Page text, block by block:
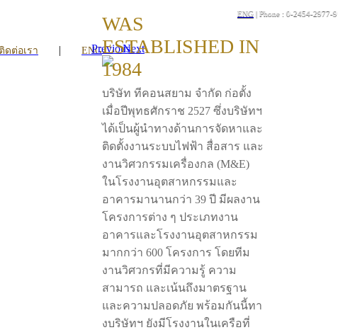
ENG | Phone : 0-2454-2977-9
ติดต่อเรา | ENGPreviousNext
WAS
ESTABLISHED IN
1984
บริษัท ทีคอนสยาม จำกัด ก่อตั้ง
เมื่อปีพุทธศักราช 2527 ซึ่งบริษัทฯ
ได้เป็นผู้นำทางด้านการจัดหาและ
ติดตั้งงานระบบไฟฟ้า สื่อสาร และ
งานวิศวกรรมเครื่องกล (M&E)
ในโรงงานอุตสาหกรรมและ
อาคารมานานกว่า 39 ปี มีผลงาน
โครงการต่าง ๆ ประเภทงาน
อาคารและโรงงานอุตสาหกรรม
มากกว่า 600 โครงการ โดยทีม
งานวิศวกรที่มีความรู้ ความ
สามารถ และเน้นถึงมาตรฐาน
และความปลอดภัย พร้อมกันนี้ทา
งบริษัทฯ ยังมีโรงงานในเครือที่